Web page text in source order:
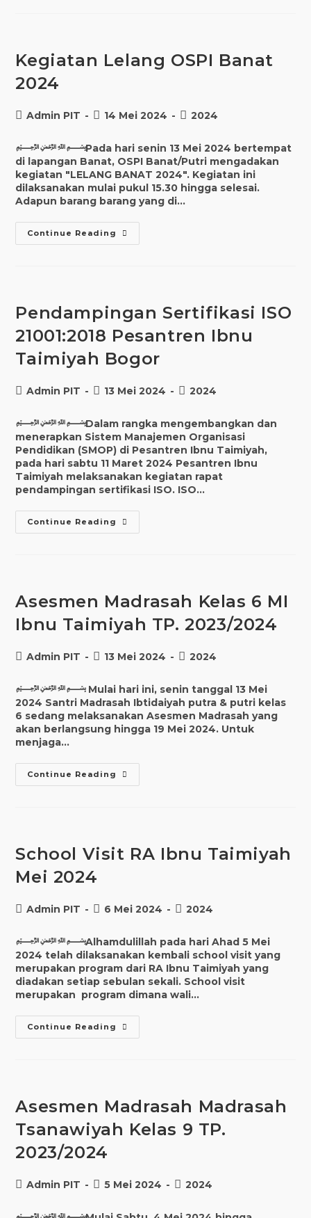
Kegiatan Lelang OSPI Banat
2024
PostAdmin PIT
Post14 Mei 2024
Post2024
﷽Pada hari senin 13 Mei 2024 bertempat
di lapangan Banat, OSPI Banat/Putri mengadakan
kegiatan "LELANG BANAT 2024". Kegiatan ini
dilaksanakan mulai pukul 15.30 hingga selesai.
Adapun barang barang yang di…
Continue Reading Kegiatan
Lelang
Pendampingan Sertifikasi ISO
21001:2018 Pesantren Ibnu
Taimiyah Bogor
PostAdmin PIT
Post13 Mei 2024
Post2024
﷽Dalam rangka mengembangkan dan
menerapkan Sistem Manajemen Organisasi
Pendidikan (SMOP) di Pesantren Ibnu Taimiyah,
pada hari sabtu 11 Maret 2024 Pesantren Ibnu
Taimiyah melaksanakan kegiatan rapat
pendampingan sertifikasi ISO. ISO…
Continue Reading Pendampingan
Sertifikasi
Asesmen Madrasah Kelas 6 MI
Ibnu Taimiyah TP. 2023/2024
PostAdmin PIT
Post13 Mei 2024
Post2024
﷽ Mulai hari ini, senin tanggal 13 Mei
2024 Santri Madrasah Ibtidaiyah putra & putri kelas
6 sedang melaksanakan Asesmen Madrasah yang
akan berlangsung hingga 19 Mei 2024. Untuk
menjaga…
Continue Reading Asesmen
Madrasah
2023/2024
School Visit RA Ibnu Taimiyah
Mei 2024
PostAdmin PIT
Post6 Mei 2024
Post2024
﷽Alhamdulillah pada hari Ahad 5 Mei
2024 telah dilaksanakan kembali school visit yang
merupakan program dari RA Ibnu Taimiyah yang
diadakan setiap sebulan sekali. School visit
merupakan program dimana wali…
Continue Reading School
Visit
Asesmen Madrasah Madrasah
Tsanawiyah Kelas 9 TP.
2023/2024
PostAdmin PIT
Post5 Mei 2024
Post2024